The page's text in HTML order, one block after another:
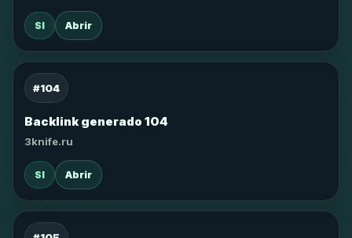
SI Abrir
#104
Backlink generado 104
3knife.ru
SI Abrir